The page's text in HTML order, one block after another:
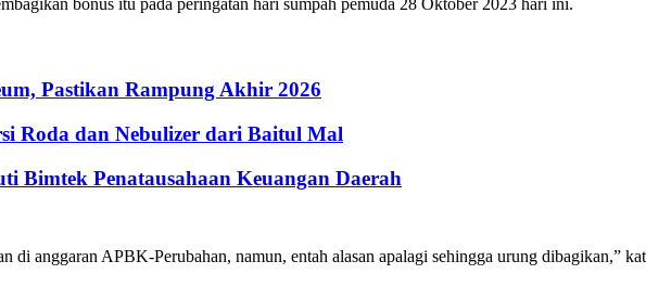
Pastikan Rampung Akhir 2026
Roda dan Nebulizer dari Baitul Mal
Bimtek Penatausahaan Keuangan Daerah
di anggaran APBK-Perubahan, namun, entah alasan apalagi sehingga urung dibagikan,”